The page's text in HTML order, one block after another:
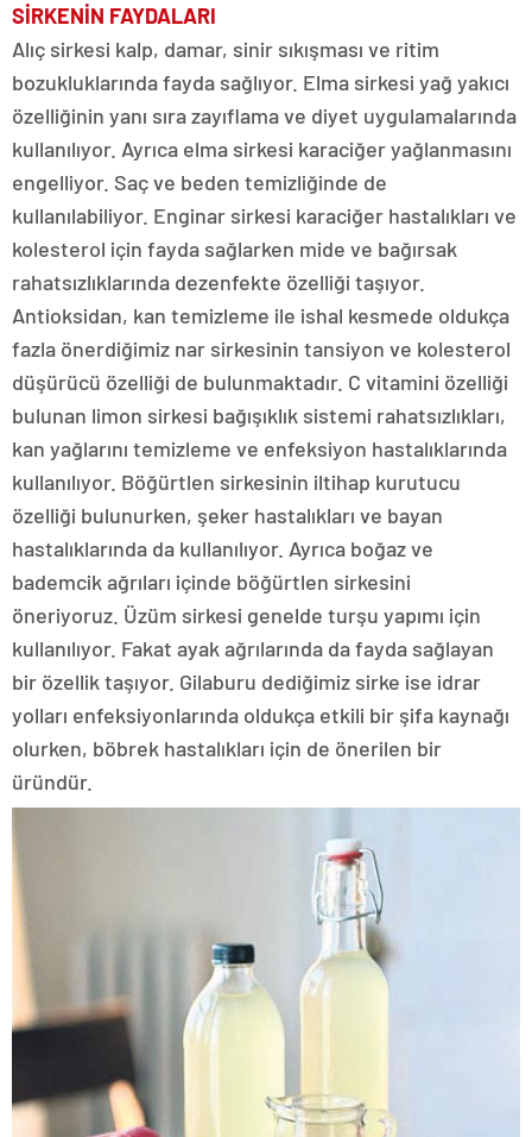
SİRKENİN FAYDALARI
Alıç sirkesi kalp, damar, sinir sıkışması ve ritim
bozukluklarında fayda sağlıyor. Elma sirkesi yağ yakıcı
özelliğinin yanı sıra zayıflama ve diyet uygulamalarında
kullanılıyor. Ayrıca elma sirkesi karaciğer yağlanmasını
engelliyor. Saç ve beden temizliğinde de
kullanılabiliyor. Enginar sirkesi karaciğer hastalıkları ve
kolesterol için fayda sağlarken mide ve bağırsak
rahatsızlıklarında dezenfekte özelliği taşıyor.
Antioksidan, kan temizleme ile ishal kesmede oldukça
fazla önerdiğimiz nar sirkesinin tansiyon ve kolesterol
düşürücü özelliği de bulunmaktadır. C vitamini özelliği
bulunan limon sirkesi bağışıklık sistemi rahatsızlıkları,
kan yağlarını temizleme ve enfeksiyon hastalıklarında
kullanılıyor. Böğürtlen sirkesinin iltihap kurutucu
özelliği bulunurken, şeker hastalıkları ve bayan
hastalıklarında da kullanılıyor. Ayrıca boğaz ve
bademcik ağrıları içinde böğürtlen sirkesini
öneriyoruz. Üzüm sirkesi genelde turşu yapımı için
kullanılıyor. Fakat ayak ağrılarında da fayda sağlayan
bir özellik taşıyor. Gilaburu dediğimiz sirke ise idrar
yolları enfeksiyonlarında oldukça etkili bir şifa kaynağı
olurken, böbrek hastalıkları için de önerilen bir
üründür.